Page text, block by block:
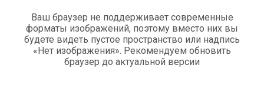
Ваш браузер не поддерживает современные
форматы изображений, поэтому вместо них вы
будете видеть пустое пространство или надпись
«Нет изображения». Рекомендуем обновить
браузер до актуальной версии
Вес сабвуфера
13 кг
Разъемы
USB A, mini-Jack (3.5 мм),